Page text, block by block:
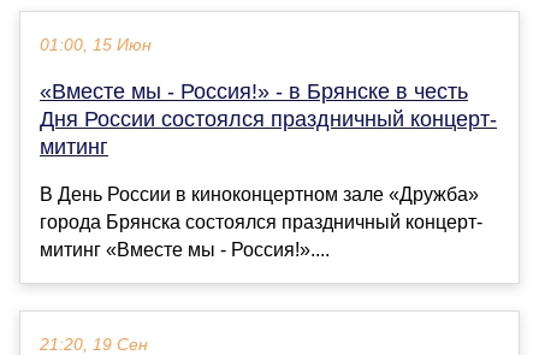
01:00, 15 Июн
«Вместе мы - Россия!» - в Брянске в честь
Дня России состоялся праздничный концерт-
митинг
В День России в киноконцертном зале «Дружба»
города Брянска состоялся праздничный концерт-
митинг «Вместе мы - Россия!»....
21:20, 19 Сен